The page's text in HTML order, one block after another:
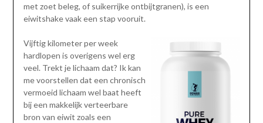
met zoet beleg, of suikerrijke ontbijtgranen), is een
eiwitshake vaak een stap vooruit.
Vijftig kilometer per week
hardlopen is overigens wel erg
veel. Trekt je lichaam dat? Ik kan
me voorstellen dat een chronisch
vermoeid lichaam wel baat heeft
bij een makkelijk verteerbare
bron van eiwit zoals een